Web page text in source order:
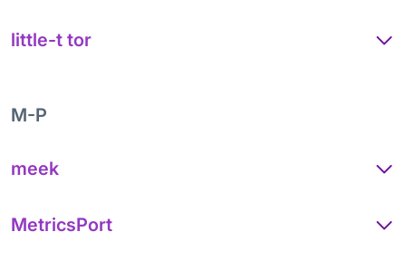
little-t tor
M-P
meek
MetricsPort